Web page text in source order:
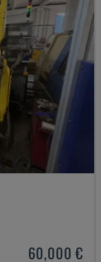
60,000 €